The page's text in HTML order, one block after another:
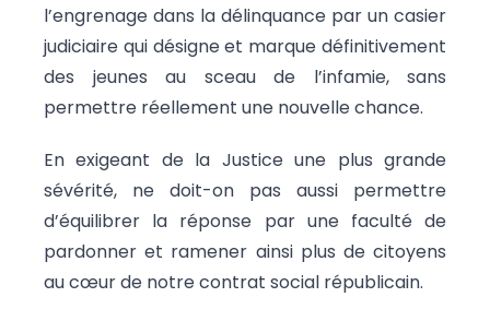
l’engrenage dans la délinquance par un casier
judiciaire qui désigne et marque définitivement
des jeunes au sceau de l’infamie, sans
permettre réellement une nouvelle chance.
En exigeant de la Justice une plus grande
sévérité, ne doit-on pas aussi permettre
d’équilibrer la réponse par une faculté de
pardonner et ramener ainsi plus de citoyens
au cœur de notre contrat social républicain.